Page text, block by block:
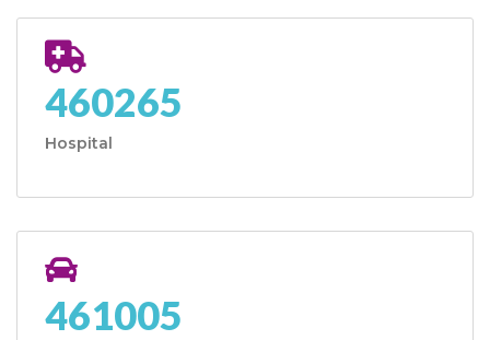
460265
Hospital
461005